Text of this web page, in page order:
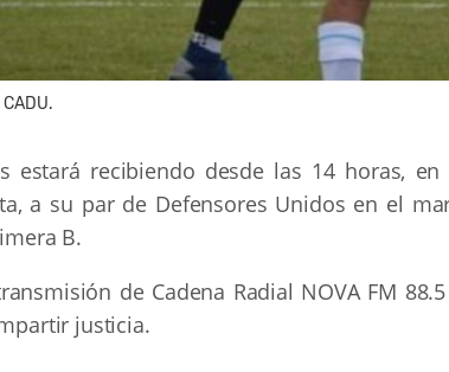
estará recibiendo desde las 14 horas,
a su par de Defensores Unidos en el
B.
de Cadena Radial NOVA FM
justicia.